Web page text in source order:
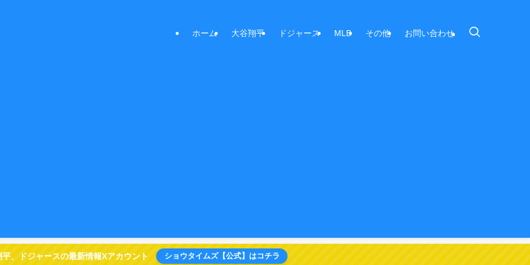
ホーム 大谷翔平 ドジャース MLB その他 お問い合わせ
平、ドジャースの最新情報Xアカウント ショウタイムズ【公式】はコチラ